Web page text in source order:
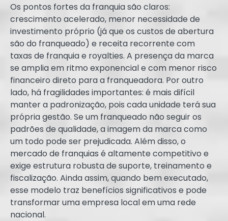
Os pontos fortes da franquia são claros:
crescimento acelerado, menor necessidade de
investimento próprio (já que os custos de abertura
são do franqueado) e receita recorrente com
taxas de franquia e royalties. A presença da marca
se amplia em ritmo exponencial e com menor risco
financeiro direto para a franqueadora. Por outro
lado, há fragilidades importantes: é mais difícil
manter a padronização, pois cada unidade terá sua
própria gestão. Se um franqueado não seguir os
padrões de qualidade, a imagem da marca como
um todo pode ser prejudicada. Além disso, o
mercado de franquias é altamente competitivo e
exige estrutura robusta de suporte, treinamento e
fiscalização. Ainda assim, quando bem executado,
esse modelo traz benefícios significativos e pode
transformar uma empresa local em uma rede
nacional.